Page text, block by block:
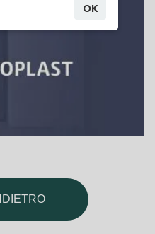
alluminio
OK